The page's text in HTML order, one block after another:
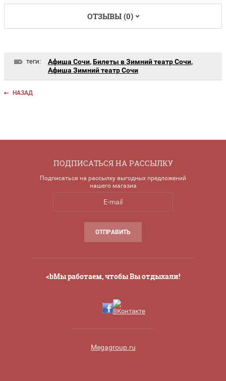
ОТЗЫВЫ (0)
теги: Афиша Сочи,Билеты в Зимний театр Сочи,
Афиша Зимний театр Сочи
НАЗАД
ПОДПИСАТЬСЯ НА РАССЫЛКУ
Подписаться на рассылку выгодных предложений
нашего магазиа
ОТПРАВИТЬ
<bМы работаем, чтобы Вы отдыхали!
Megagroup.ru